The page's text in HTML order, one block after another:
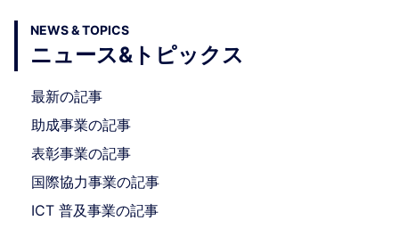
NEWS & TOPICS
ニュース&トピックス
最新の記事
助成事業の記事
表彰事業の記事
国際協力事業の記事
ICT 普及事業の記事